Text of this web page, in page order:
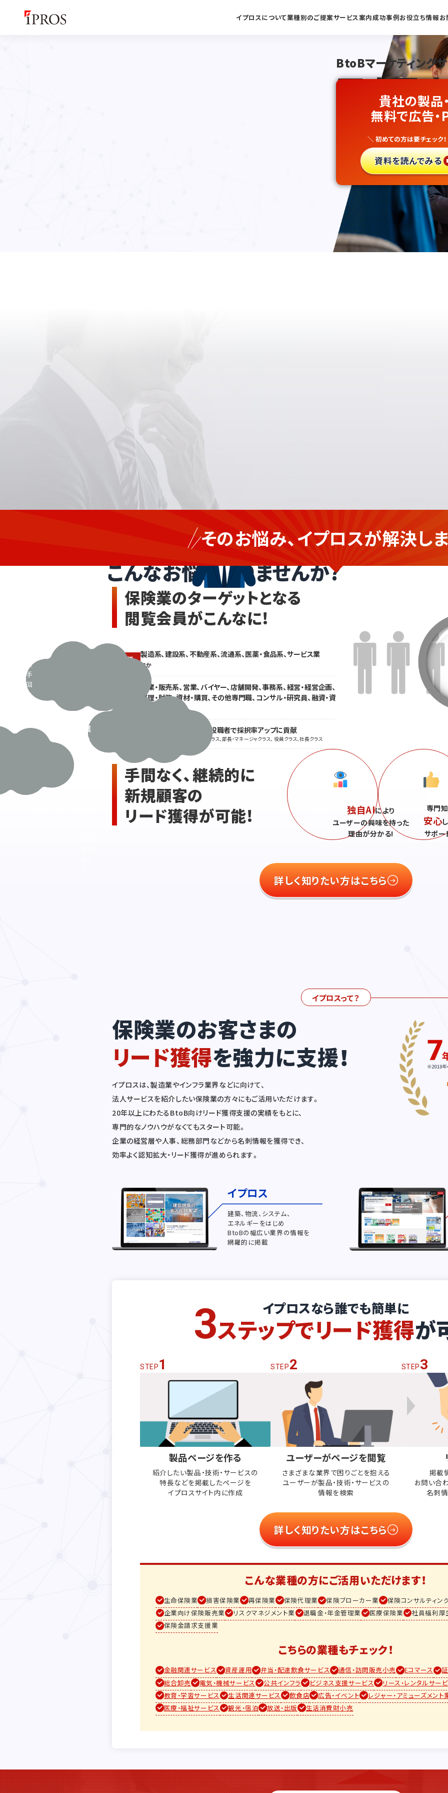
イプロスについて業種別のご提案サービス案内成功事例お役立ち情報
BtoBマーケティング
国内最
保険業向
リード獲
貴社の製品
無料で広告・
＼ 初めての方は要チェック
資料を読んでみる
保険業の企業さま
こんなお悩みありませんか?
薬・
ビ
業
な
たい
営業
に手
が回
らな
算も
そのお悩み、イプロスが解決し
保険業のターゲットとなる
閲覧会員がこんなに!
業種
製造系、建設系、不動産系、流通系、医薬・食品系、サービス業
ほか
営業・販売系、営業、バイヤー、店舗開発、事務系、経営・経営企画、
経理・財務、資材・購買、その他専門職、コンサル・研究員、融資・資
閲覧会員の2人に1人が役職者で採択率アップに貢献
※主任・チーフ係長クラス、課長クラス、部長・マネージャクラス、 役員クラス、社長クラス
手間なく、継続的に
新規顧客の
リード獲得が可能!
独自AIにより
ユーザーの興味を持った
理由が分かる!
専門
安心
サポー
詳しく知りたい方はこちら
イプロスって？
保険業のお客さまの
リード獲得を強力に支援！
イプロスは、製造業やインフラ業界などに向けて、
法人サービスを紹介したい保険業の方々にもご活用いただけます。
20年以上にわたるBtoB向けリード獲得支援の実績をもとに、
専門的なノウハウがなくてもスタート可能。
企業の経営層や人事、総務部門などから名刺情報を獲得でき、
効率よく認知拡大・リード獲得が進められます。
イプロス
建築、物流、システム、
エネルギーをはじめ
BtoBの幅広い業界の情報を
網羅的に掲載
イプロスなら誰でも簡単に
3ステップでリード獲得が
STEP1
製品ページを作る
紹介したい製品・技術・サービスの
特長などを掲載したページを
イプロスサイト内に作成
STEP2
ユーザーがページを閲覧
さまざまな業界で困りごとを抱える
ユーザーが製品・技術・サービスの
情報を検索
STEP3
掲載
お問い合
名刺情
詳しく知りたい方はこちら
こんな業種の方にご活用いただけます！
生命保険業 損害保険業 再保険業 保険代理業 保険ブローカー業
保険コンサルティン
企業向け保険販売業
リスクマネジメント業 退職金・年金管理業 医療保険業
社員福利厚
保険金請求支援業
こちらの業種もチェック！
金融関連サービス 資産運用 弁当・配達飲食サービス 通信・訪問販売小売 Eコマース
総合卸売
電気・機械サービス 公共インフラ ビジネス支援サービス
リース・レンタルサー
教育・学習サービス
生活関連サービス 飲食店 広告・イベント
レジャー・アミューズメント
医療・福祉サービス
観光・宿泊 放送・出版 生活消費財小売